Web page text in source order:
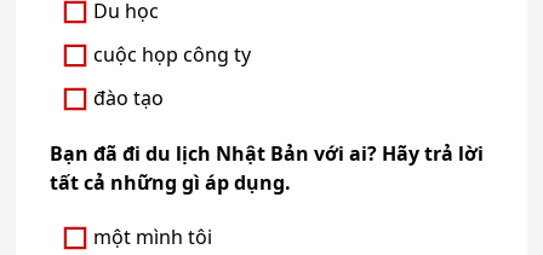
Du học
cuộc họp công ty
đào tạo
Bạn đã đi du lịch Nhật Bản với ai? Hãy trả lời
tất cả những gì áp dụng.
một mình tôi